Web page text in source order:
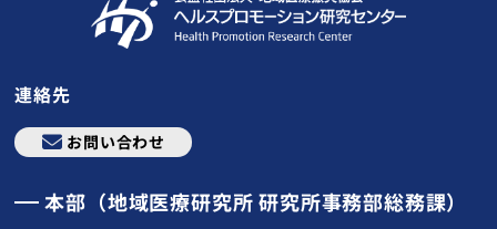
連絡先
お問い合わせ
本部（地域医療研究所 研究所事務部総務課）